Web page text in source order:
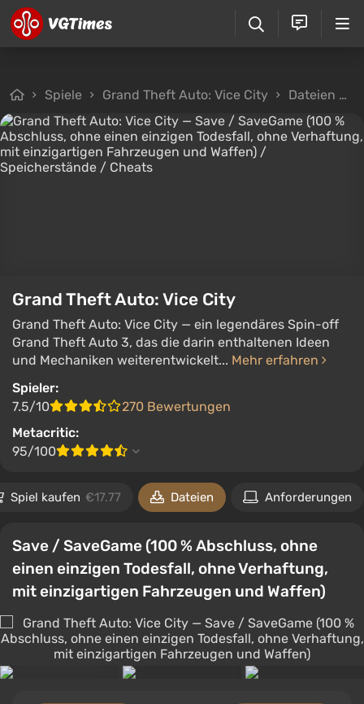
Spiele Grand Theft Auto: Vice City Dateien
Grand Theft Auto: Vice City
Grand Theft Auto: Vice City — ein legendäres Spin-off
Grand Theft Auto 3, das die darin enthaltenen Ideen
und Mechaniken weiterentwickelt... Mehr erfahren
Spieler:
7.5/10
270 Bewertungen
Metacritic:
95/100
Spiel kaufen €17.77 Dateien Anforderungen
Save / SaveGame (100 % Abschluss, ohne
einen einzigen Todesfall, ohne Verhaftung,
mit einzigartigen Fahrzeugen und Waffen)